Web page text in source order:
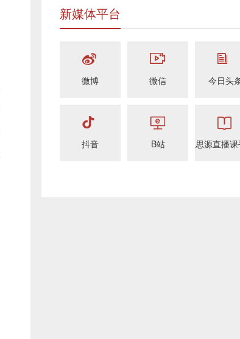
新媒体平台
微博 微信 今日头
抖音 B站 思源直播